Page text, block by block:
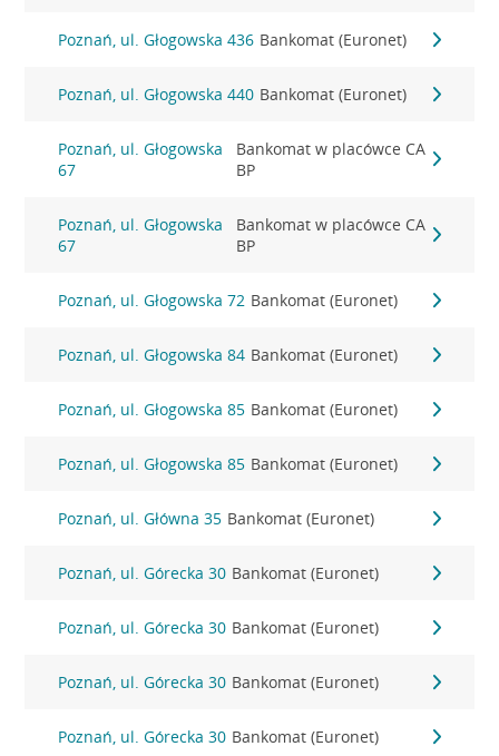
Poznań, ul. Głogowska 436 Bankomat (Euronet)
Poznań, ul. Głogowska 440 Bankomat (Euronet)
Poznań, ul. Głogowska
67
Bankomat w placówce CA
BP
Poznań, ul. Głogowska
67
Bankomat w placówce CA
BP
Poznań, ul. Głogowska 72 Bankomat (Euronet)
Poznań, ul. Głogowska 84 Bankomat (Euronet)
Poznań, ul. Głogowska 85 Bankomat (Euronet)
Poznań, ul. Głogowska 85 Bankomat (Euronet)
Poznań, ul. Główna 35 Bankomat (Euronet)
Poznań, ul. Górecka 30 Bankomat (Euronet)
Poznań, ul. Górecka 30 Bankomat (Euronet)
Poznań, ul. Górecka 30 Bankomat (Euronet)
Poznań, ul. Górecka 30 Bankomat (Euronet)